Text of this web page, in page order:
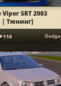
Viper SRT 2003
| Тюнинг]
116 Dodge